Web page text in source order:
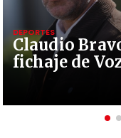
Claudio
fichaje de
DEPORTES